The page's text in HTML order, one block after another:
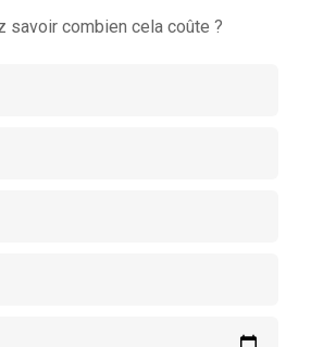
savoir combien cela coûte ?